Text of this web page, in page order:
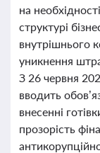
на
структурі
внутрішнього
уникнення
З 26 червня
вводить
внесенні
прозорість